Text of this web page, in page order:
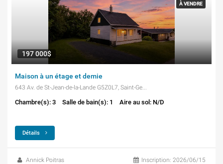
À VENDRE
197 000$
Maison à un étage et demie
Chambre(s): 3 Salle de bain(s): 1 Aire au sol: N/D
Détails
Annick Poitras Inscription: 2026/06/15